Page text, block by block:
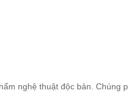
nghệ thuật độc bản. Chúng